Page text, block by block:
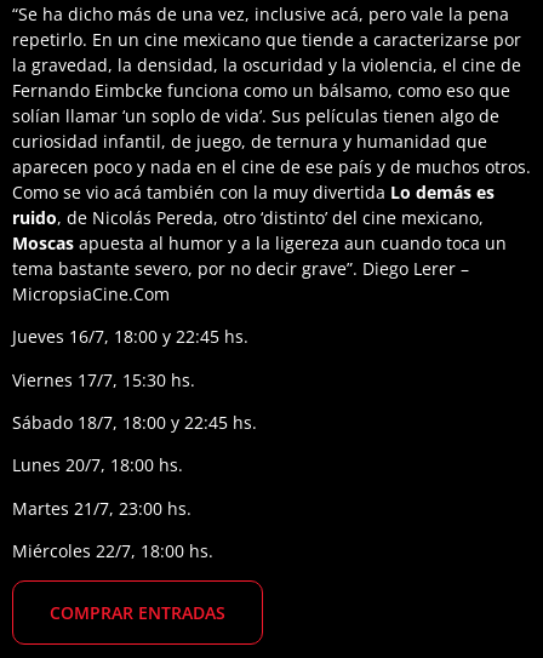
“Se ha dicho más de una vez, inclusive acá, pero vale la pena
repetirlo. En un cine mexicano que tiende a caracterizarse por
la gravedad, la densidad, la oscuridad y la violencia, el cine de
Fernando Eimbcke funciona como un bálsamo, como eso que
solían llamar ‘un soplo de vida’. Sus películas tienen algo de
curiosidad infantil, de juego, de ternura y humanidad que
aparecen poco y nada en el cine de ese país y de muchos otros.
Como se vio acá también con la muy divertida Lo demás es
ruido, de Nicolás Pereda, otro ‘distinto’ del cine mexicano,
Moscas apuesta al humor y a la ligereza aun cuando toca un
tema bastante severo, por no decir grave”. Diego Lerer –
MicropsiaCine.Com
Jueves 16/7, 18:00 y 22:45 hs.
Viernes 17/7, 15:30 hs.
Sábado 18/7, 18:00 y 22:45 hs.
Lunes 20/7, 18:00 hs.
Martes 21/7, 23:00 hs.
Miércoles 22/7, 18:00 hs.
COMPRAR ENTRADAS